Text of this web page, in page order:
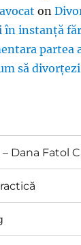
on
în instanță
partea
să
Dana Fatol